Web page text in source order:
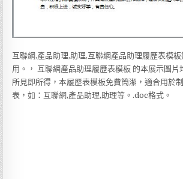
互聯網,產品助理,助理,互聯網產品助理履歷表模
用。， 互聯網產品助理履歷表模板 的本展示圖片
所見即所得，本履歷表模板免費簡潔，適合用於
表，如：互聯網,產品助理,助理等。.doc格式。